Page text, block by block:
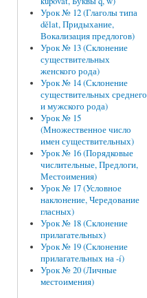
Урок № 12 (Глаголы типа
dělat, Придыхание,
Вокализация предлогов)
Урок № 13 (Склонение
существительных
женского рода)
Урок № 14 (Склонение
существительных среднего
и мужского рода)
Урок № 15
(Множественное число
имен существительных)
Урок № 16 (Порядковые
числительные, Предлоги,
Местоимения)
Урок № 17 (Условное
наклонение, Чередование
гласных)
Урок № 18 (Склонение
прилагательных)
Урок № 19 (Склонение
прилагательных на -í)
Урок № 20 (Личные
местоимения)